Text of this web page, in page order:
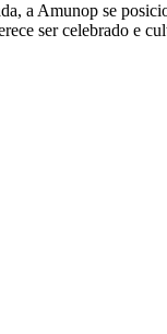
a Amunop se
ser celebrado e